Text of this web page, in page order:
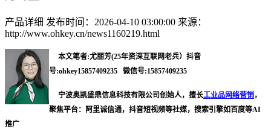
产品详细 发布时间：2026-04-10 03:00:00 来源：
http://www.ohkey.cn/news1160219.html
本文笔者:尤丽芳(25年资深互联网老兵）抖音
号:ohkey15857409235 微信号:15857409235
宁波奥凯盛鼎信息科技有限公司创始人，擅长工业品网络营销，
聚焦平台：阿里诚信通，抖音短视频等社媒，搜索引擎如百度等AI
推广